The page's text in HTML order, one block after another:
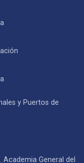
y Puertos de
General del